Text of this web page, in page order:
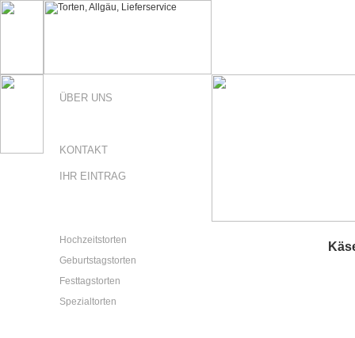
ÜBER UNS
KONTAKT
IHR EINTRAG
Hochzeitstorten
Geburtstagstorten
Festtagstorten
Spezialtorten